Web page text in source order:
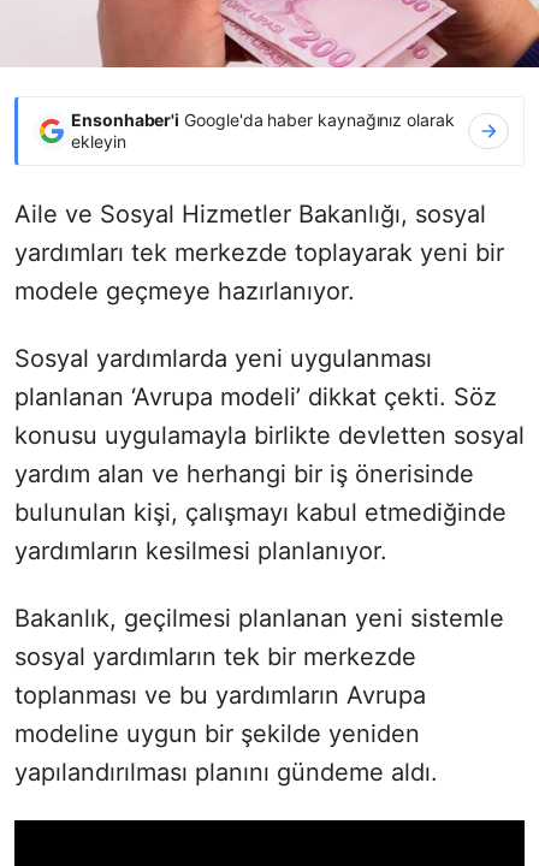
Ensonhaber'i Google'da haber kaynağınız olarak
ekleyin
Aile ve Sosyal Hizmetler Bakanlığı, sosyal
yardımları tek merkezde toplayarak yeni bir
modele geçmeye hazırlanıyor.
Sosyal yardımlarda yeni uygulanması
planlanan ‘Avrupa modeli’ dikkat çekti. Söz
konusu uygulamayla birlikte devletten sosyal
yardım alan ve herhangi bir iş önerisinde
bulunulan kişi, çalışmayı kabul etmediğinde
yardımların kesilmesi planlanıyor.
Bakanlık, geçilmesi planlanan yeni sistemle
sosyal yardımların tek bir merkezde
toplanması ve bu yardımların Avrupa
modeline uygun bir şekilde yeniden
yapılandırılması planını gündeme aldı.